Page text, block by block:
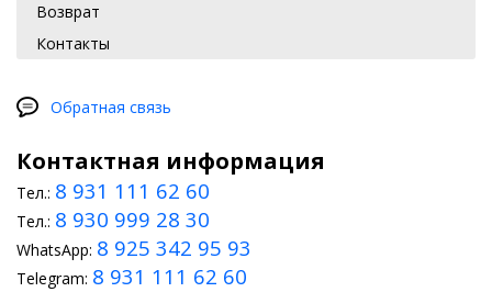
Возврат
Контакты
Обратная связь
Контактная информация
Тел.: 8 931 111 62 60
Тел.: 8 930 999 28 30
WhatsApp: 8 925 342 95 93
Telegram: 8 931 111 62 60